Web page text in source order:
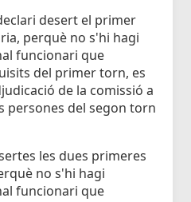
desert el primer
perquè no s'hi hagi
funcionari que
del primer torn, es
de la comissió a
persones del segon torn
les dues primeres
no s'hi hagi
funcionari que